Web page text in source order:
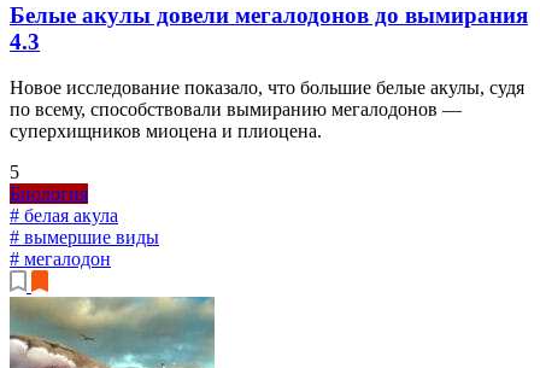
Белые акулы довели мегалодонов до вымирания
4.3
Новое исследование показало, что большие белые акулы, судя
по всему, способствовали вымиранию мегалодонов —
суперхищников миоцена и плиоцена.
5
Биология
# белая акула
# вымершие виды
# мегалодон